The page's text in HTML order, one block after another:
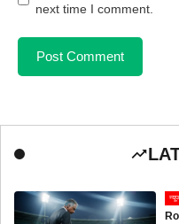
next time I comment.